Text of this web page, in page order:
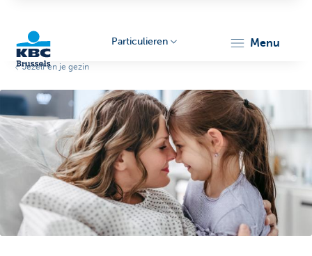
Brussels
Particulieren menu
Jezelf en je gezin